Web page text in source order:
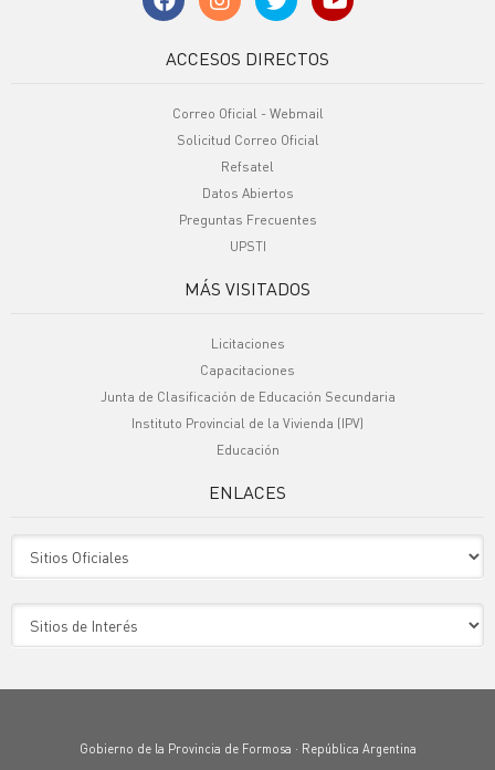
ACCESOS DIRECTOS
Correo Oficial - Webmail
Solicitud Correo Oficial
Refsatel
Datos Abiertos
Preguntas Frecuentes
UPSTI
MÁS VISITADOS
Licitaciones
Capacitaciones
Junta de Clasificación de Educación Secundaria
Instituto Provincial de la Vivienda (IPV)
Educación
ENLACES
Gobierno de la Provincia de Formosa · República Argentina